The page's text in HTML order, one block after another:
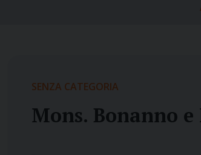
SENZA CATEGORIA
Mons. Bonanno